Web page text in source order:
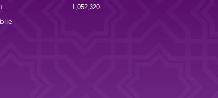
1,052,320